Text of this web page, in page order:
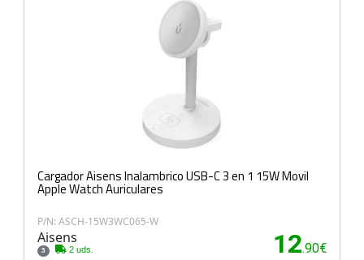
Cargador Aisens Inalambrico USB-C 3 en 1 15W Movil
Apple Watch Auriculares
P/N: ASCH-15W3WC065-W
Aisens
3 2 uds. 12.90€